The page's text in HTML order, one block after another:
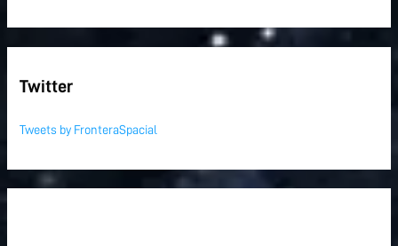
Twitter
Tweets by FronteraSpacial